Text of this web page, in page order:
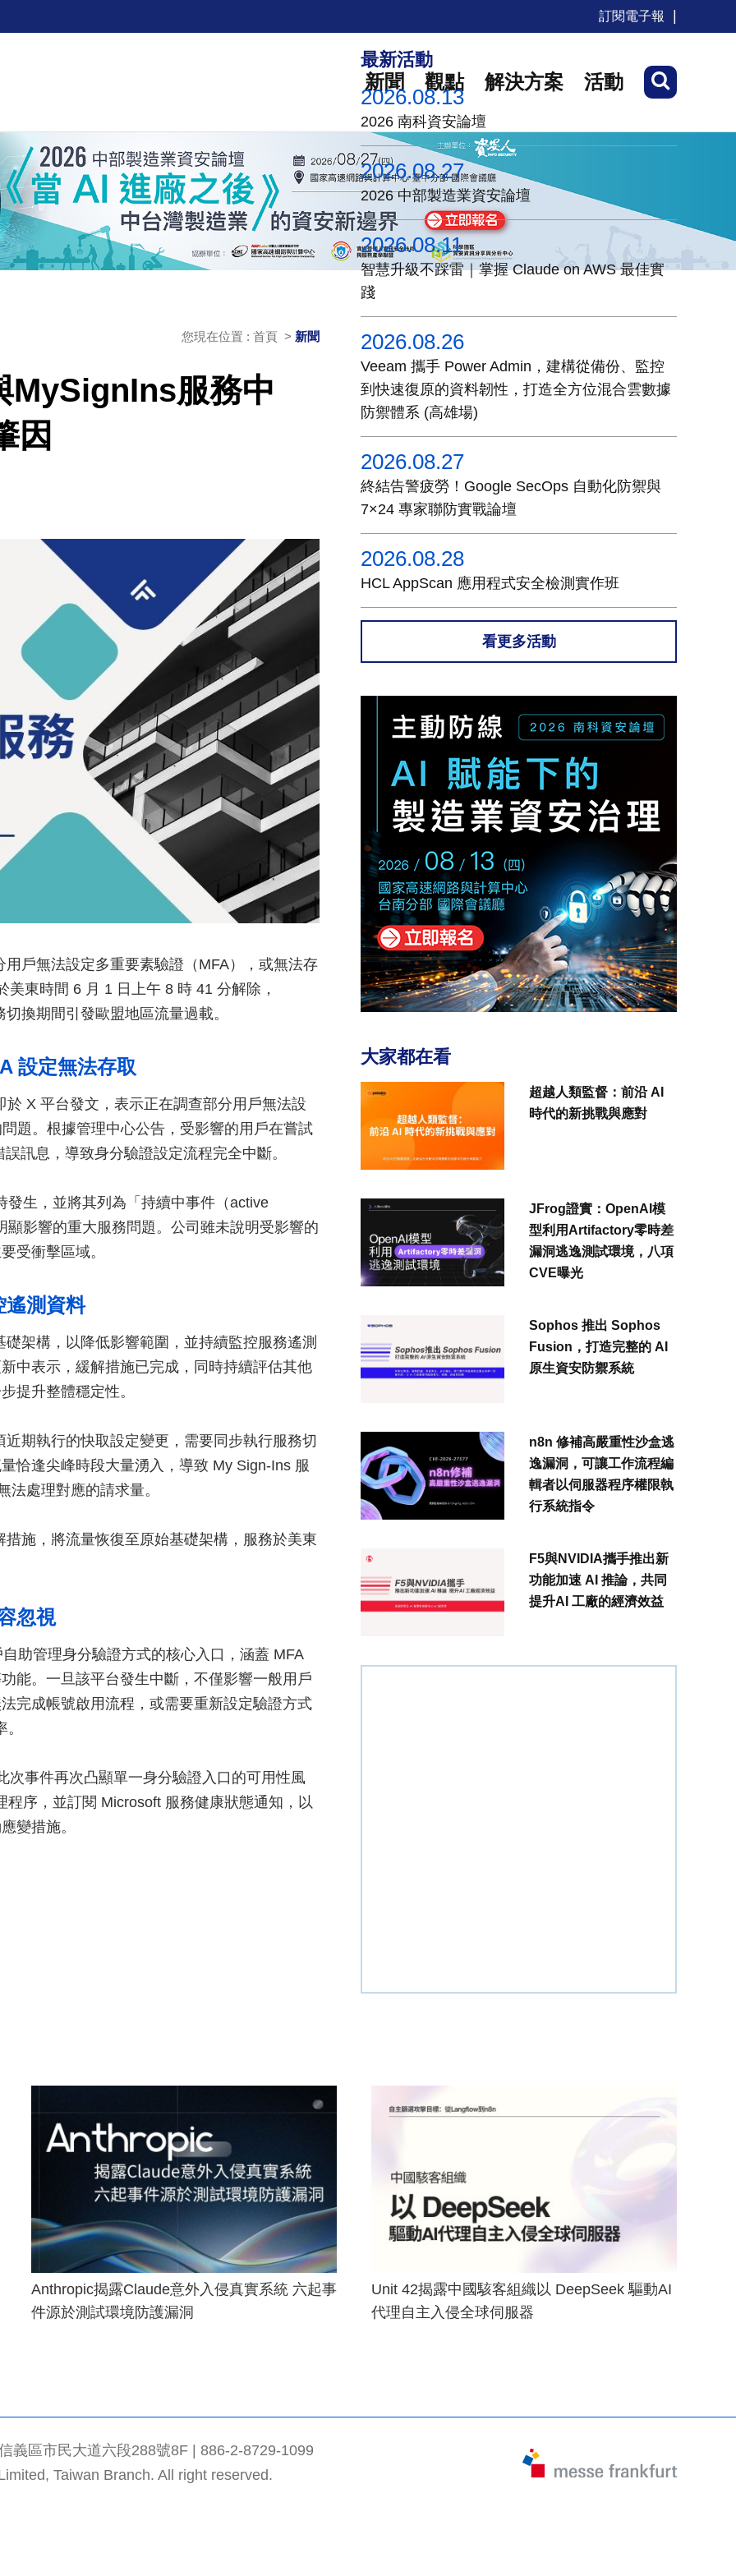
訂閱電子報
新聞 觀點 解決方案 活動
您現在位置 : 首頁 > 新聞
服務中
因
戶無法設定多重要素驗證（MFA），或無法存
東時間 6 月 1 日上午 8 時 41 分解除，
換期間引發歐盟地區流量過載。
設定無法存取
X 平台發文，表示正在調查部分用戶無法設
題。根據管理中心公告，受影響的用戶在嘗試
訊息，導致身分驗證設定流程完全中斷。
生，並將其列為「持續中事件（active
影響的重大服務問題。公司雖未說明受影響的
受衝擊區域。
遙測資料
架構，以降低影響範圍，並持續監控服務遙測
中表示，緩解措施已完成，同時持續評估其他
提升整體穩定性。
期執行的快取設定變更，需要同步執行服務切
恰逢尖峰時段大量湧入，導致 My Sign-Ins 服
處理對應的請求量。
施，將流量恢復至原始基礎架構，服務於美東
忽視
助管理身分驗證方式的核心入口，涵蓋 MFA
能。一旦該平台發生中斷，不僅影響一般用戶
完成帳號啟用流程，或需要重新設定驗證方式
次事件再次凸顯單一身分驗證入口的可用性風
序，並訂閱 Microsoft 服務健康狀態通知，以
變措施。
最新活動
2026.08.13
2026 南科資安論壇
2026.08.27
2026 中部製造業資安論壇
2026.08.11
智慧升級不踩雷｜掌握 Claude on AWS 最佳實
踐
2026.08.26
Veeam 攜手 Power Admin，建構從備份、監控
到快速復原的資料韌性，打造全方位混合雲數據
防禦體系 (高雄場)
2026.08.27
終結告警疲勞！Google SecOps 自動化防禦與
7×24 專家聯防實戰論壇
2026.08.28
HCL AppScan 應用程式安全檢測實作班
看更多活動
大家都在看
超越人類監督：前沿 AI
時代的新挑戰與應對
JFrog證實：OpenAI模
型利用Artifactory零時差
漏洞逃逸測試環境，八項
CVE曝光
Sophos 推出 Sophos
Fusion，打造完整的 AI
原生資安防禦系統
n8n 修補高嚴重性沙盒逃
逸漏洞，可讓工作流程編
輯者以伺服器程序權限執
行系統指令
F5與NVIDIA攜手推出新
功能加速 AI 推論，共同
提升AI 工廠的經濟效益
Anthropic揭露Claude意外入侵真實系統 六起事
件源於測試環境防護漏洞
Unit 42揭露中國駭客組織以 DeepSeek 驅動AI
代理自主入侵全球伺服器
義區市民大道六段288號8F | 886-2-8729-1099
Taiwan Branch. All right reserved.